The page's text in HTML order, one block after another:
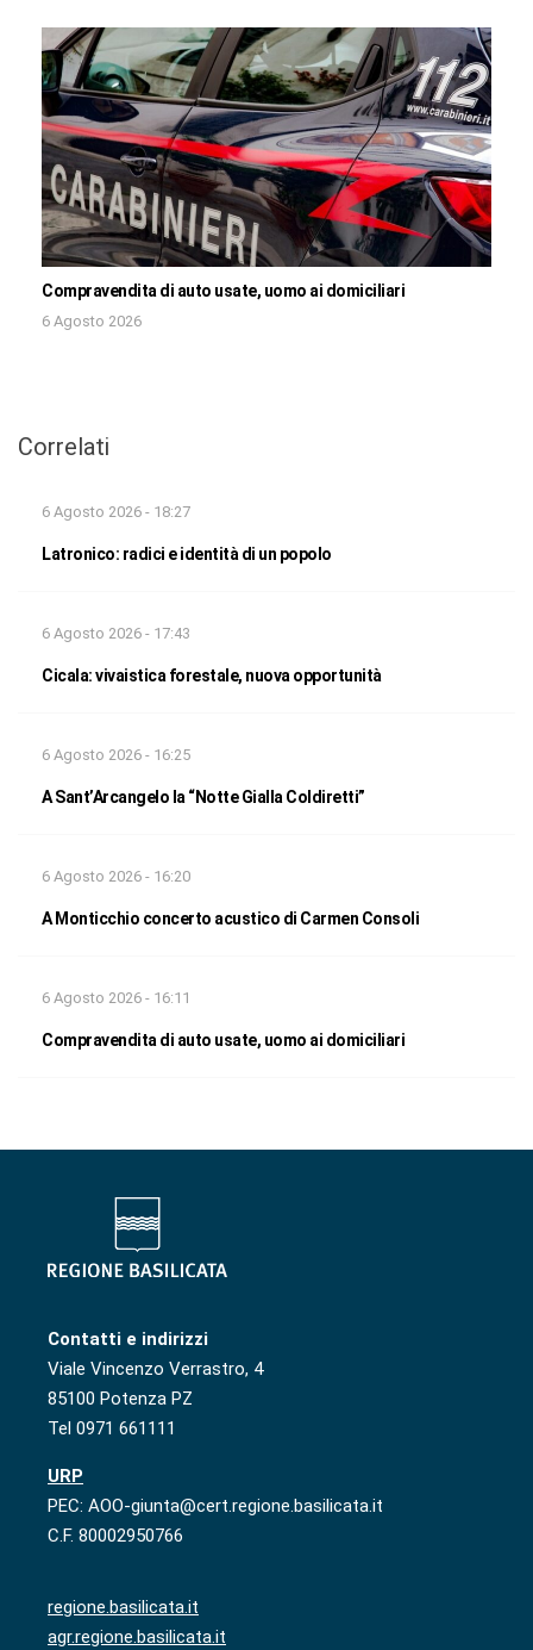
Compravendita di auto usate, uomo ai domiciliari
6 Agosto 2026
Correlati
6 Agosto 2026 - 18:27
Latronico: radici e identità di un popolo
6 Agosto 2026 - 17:43
Cicala: vivaistica forestale, nuova opportunità
6 Agosto 2026 - 16:25
A Sant’Arcangelo la “Notte Gialla Coldiretti”
6 Agosto 2026 - 16:20
A Monticchio concerto acustico di Carmen Consoli
6 Agosto 2026 - 16:11
Compravendita di auto usate, uomo ai domiciliari
Contatti e indirizzi
Viale Vincenzo Verrastro, 4
85100 Potenza PZ
Tel 0971 661111
URP
PEC: AOO-giunta@cert.regione.basilicata.it
C.F. 80002950766
regione.basilicata.it
agr.regione.basilicata.it